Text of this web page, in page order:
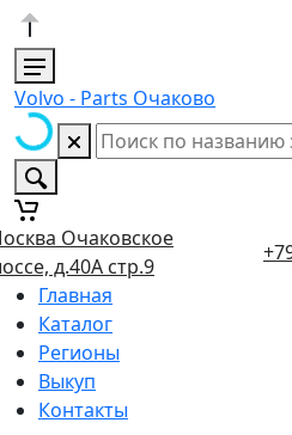
Volvo - Parts Очаково
Очаковское
д.40А стр.9
Главная
Каталог
Регионы
Выкуп
Контакты